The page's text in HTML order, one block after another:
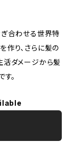
合わせる世界特
り、さらに髪の
活ダメージから髪
。